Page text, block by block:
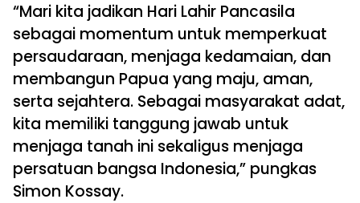
“Mari kita jadikan Hari Lahir Pancasila
sebagai momentum untuk memperkuat
persaudaraan, menjaga kedamaian, dan
membangun Papua yang maju, aman,
serta sejahtera. Sebagai masyarakat adat,
kita memiliki tanggung jawab untuk
menjaga tanah ini sekaligus menjaga
persatuan bangsa Indonesia,” pungkas
Simon Kossay.